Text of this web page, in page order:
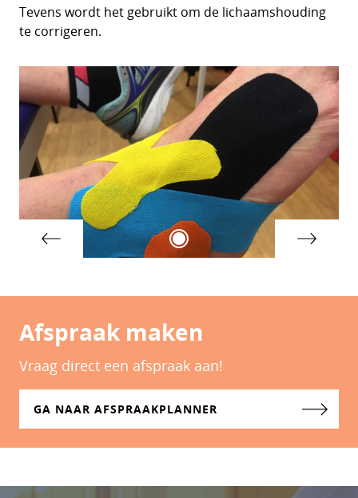
Tevens wordt het gebruikt om de lichaamshouding
te corrigeren.
Afspraak maken
Vraag direct een afspraak aan!
GA NAAR AFSPRAAKPLANNER